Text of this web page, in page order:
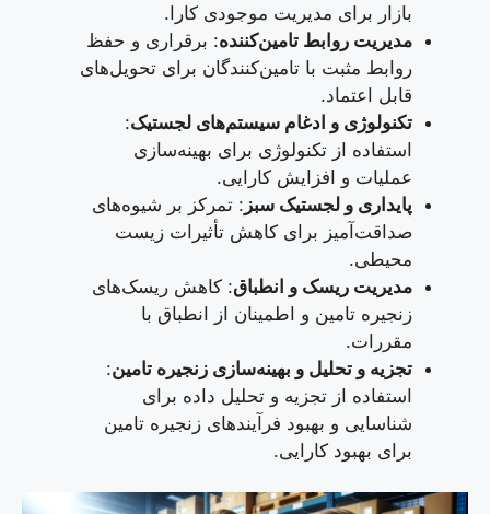
بازار برای مدیریت موجودی کارا.
مدیریت روابط تامین‌کننده: برقراری و حفظ
روابط مثبت با تامین‌کنندگان برای تحویل‌های
قابل اعتماد.
تکنولوژی و ادغام سیستم‌های لجستیک:
استفاده از تکنولوژی برای بهینه‌سازی
عملیات و افزایش کارایی.
پایداری و لجستیک سبز : تمرکز بر شیوه‌های
صداقت‌آمیز برای کاهش تأثیرات زیست
محیطی.
مدیریت ریسک و انطباق: کاهش ریسک‌های
زنجیره تامین و اطمینان از انطباق با
مقررات.
تجزیه و تحلیل و بهینه‌سازی زنجیره تامین:
استفاده از تجزیه و تحلیل داده برای
شناسایی و بهبود فرآیندهای زنجیره تامین
برای بهبود کارایی.